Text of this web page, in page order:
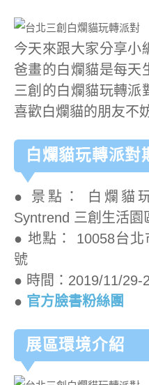
今天來跟大家分享小
爸畫的白爛貓是每天
三創的白爛貓玩轉派
喜歡白爛貓的朋友不
白爛貓玩轉派對
● 景點： 白爛貓
Syntrend 三創生活園
● 地點： 10058台
號
● 時間：2019/11/29-
● 官方臉書粉絲團
展區環境介紹